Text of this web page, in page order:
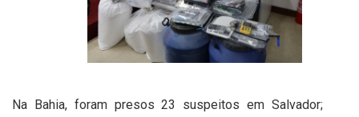
Na Bahia, foram presos 23 suspeitos em Salvador;